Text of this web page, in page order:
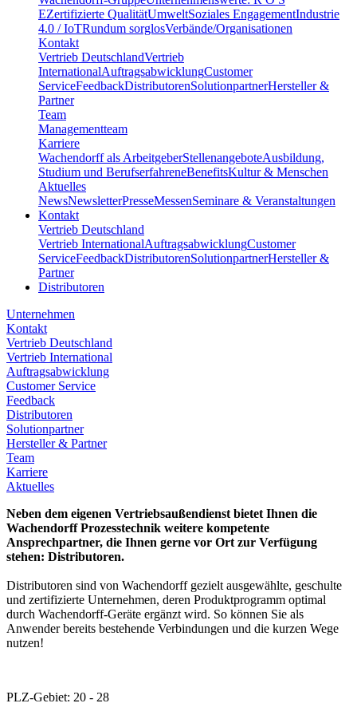
EZertifizierte QualitätUmweltSoziales EngagementIndustrie
4.0 / IoTRundum sorglosVerbände/Organisationen
Kontakt
Vertrieb DeutschlandVertrieb
InternationalAuftragsabwicklungCustomer
ServiceFeedbackDistributorenSolutionpartnerHersteller &
Partner
Team
Managementteam
Karriere
Wachendorff als ArbeitgeberStellenangeboteAusbildung,
Studium und BerufserfahreneBenefitsKultur & Menschen
Aktuelles
NewsNewsletterPresseMessenSeminare & Veranstaltungen
Kontakt
Vertrieb Deutschland
Vertrieb InternationalAuftragsabwicklungCustomer
ServiceFeedbackDistributorenSolutionpartnerHersteller &
Partner
Distributoren
Unternehmen
Kontakt
Vertrieb Deutschland
Vertrieb International
Auftragsabwicklung
Customer Service
Feedback
Distributoren
Solutionpartner
Hersteller & Partner
Team
Karriere
Aktuelles
Neben dem eigenen Vertriebsaußendienst bietet Ihnen die
Wachendorff Prozesstechnik weitere kompetente
Ansprechpartner, die Ihnen gerne vor Ort zur Verfügung
stehen: Distributoren.
Distributoren sind von Wachendorff gezielt ausgewählte, geschulte
und zertifizierte Unternehmen, deren Produktprogramm optimal
durch Wachendorff-Geräte ergänzt wird. So können Sie als
Anwender bereits bestehende Verbindungen und die kurzen Wege
nutzen!
PLZ-Gebiet: 20 - 28